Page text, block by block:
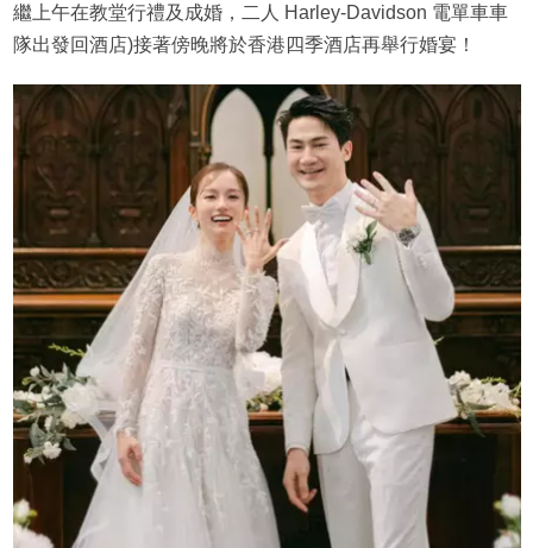
繼上午在教堂行禮及成婚，二人 Harley-Davidson 電單車車
隊出發回酒店)接著傍晚將於香港四季酒店再舉行婚宴！